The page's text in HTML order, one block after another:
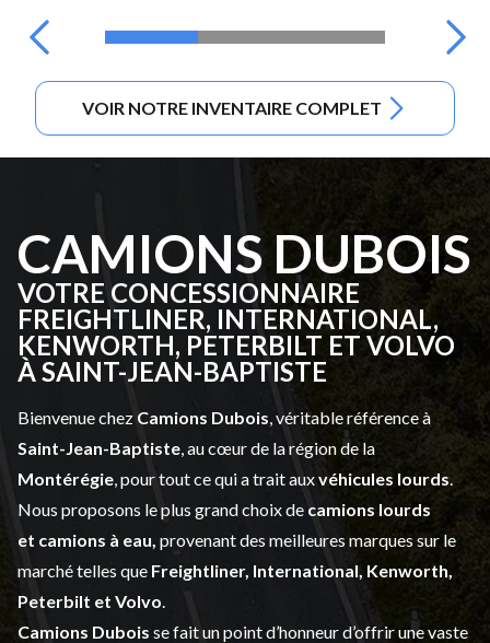
VOIR NOTRE INVENTAIRE COMPLET
CAMIONS DUBOIS
VOTRE CONCESSIONNAIRE
FREIGHTLINER, INTERNATIONAL,
KENWORTH, PETERBILT ET VOLVO
À SAINT-JEAN-BAPTISTE
Bienvenue chez Camions Dubois , véritable référence à
Saint-Jean-Baptiste , au cœur de la région de la
Montérégie , pour tout ce qui a trait auxvéhicules lourds
Nous proposons le plus grand choix de camions lourds
et camions à eau, provenant des meilleures marques sur le
marché telles que Freightliner, International, Kenworth,
Peterbilt et Volvo
Camions Dubois se fait un point d’honneur d’offrir une vaste